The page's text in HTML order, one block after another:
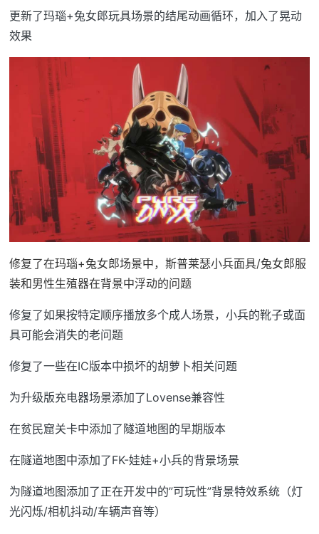
更新了玛瑙+兔女郎玩具场景的结尾动画循环，加入了晃动
效果
修复了在玛瑙+兔女郎场景中，斯普莱瑟小兵面具/兔女郎服
装和男性生殖器在背景中浮动的问题
修复了如果按特定顺序播放多个成人场景，小兵的靴子或面
具可能会消失的老问题
修复了一些在IC版本中损坏的胡萝卜相关问题
为升级版充电器场景添加了Lovense兼容性
在贫民窟关卡中添加了隧道地图的早期版本
在隧道地图中添加了FK-娃娃+小兵的背景场景
为隧道地图添加了正在开发中的”可玩性”背景特效系统（灯
光闪烁/相机抖动/车辆声音等）